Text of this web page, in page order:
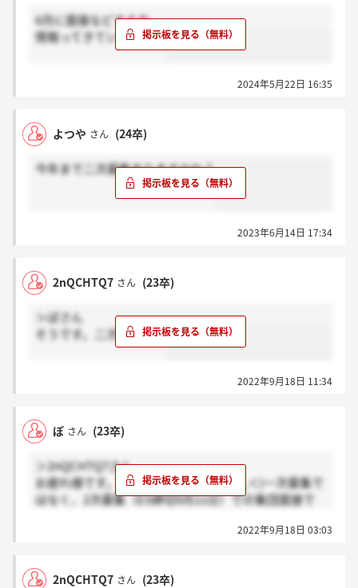
6月に面接などする方
情報ってきていますか？
2024年5月22日 16:35
よつや さん (24卒)
今年まで二次募集ありますかね？
2023年6月14日 17:34
2nQCHTQ7 さん (23卒)
＞ぽさん
そうです。二次募集です
2022年9月18日 11:34
ぽ さん (23卒)
＞2nQCHTQ7さん
お疲れ様です。そうだったんですね(＞_＜)一次募集で
はなく、2次募集（ES締切9月11日）での集団面接で
2022年9月18日 03:03
2nQCHTQ7 さん (23卒)